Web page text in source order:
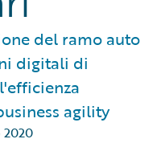
del ramo auto
digitali di
agility